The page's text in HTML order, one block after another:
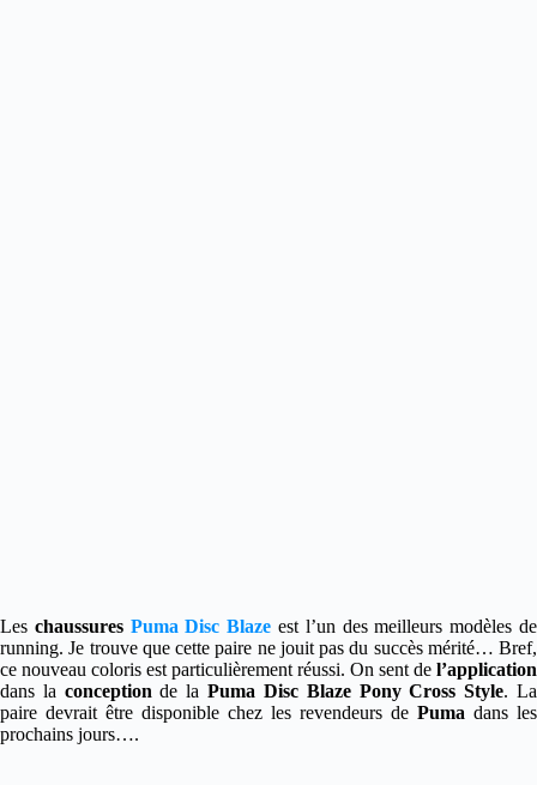
Les chaussures Puma Disc Blaze est l’un des meilleurs modèles de
running. Je trouve que cette paire ne jouit pas du succès mérité… Bref,
ce nouveau coloris est particulièrement réussi. On sent de l’application
dans la conception de laPuma Disc Blaze Pony Cross Style. La
paire devrait être disponible chez les revendeurs de Puma dans les
prochains jours….